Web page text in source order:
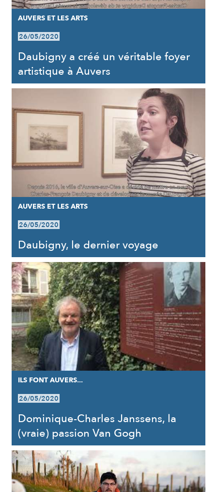
AUVERS ET LES ARTS
26/05/2020
Daubigny a créé un véritable foyer
artistique à Auvers
AUVERS ET LES ARTS
26/05/2020
Daubigny, le dernier voyage
ILS FONT AUVERS...
26/05/2020
Dominique-Charles Janssens, la
(vraie) passion Van Gogh